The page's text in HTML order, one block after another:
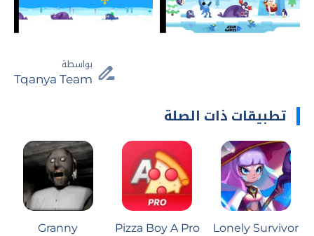
بواسطة
Tqanya Team
تطبيقات ذات الصلة
Lonely Survivor
Pizza Boy A Pro
Granny